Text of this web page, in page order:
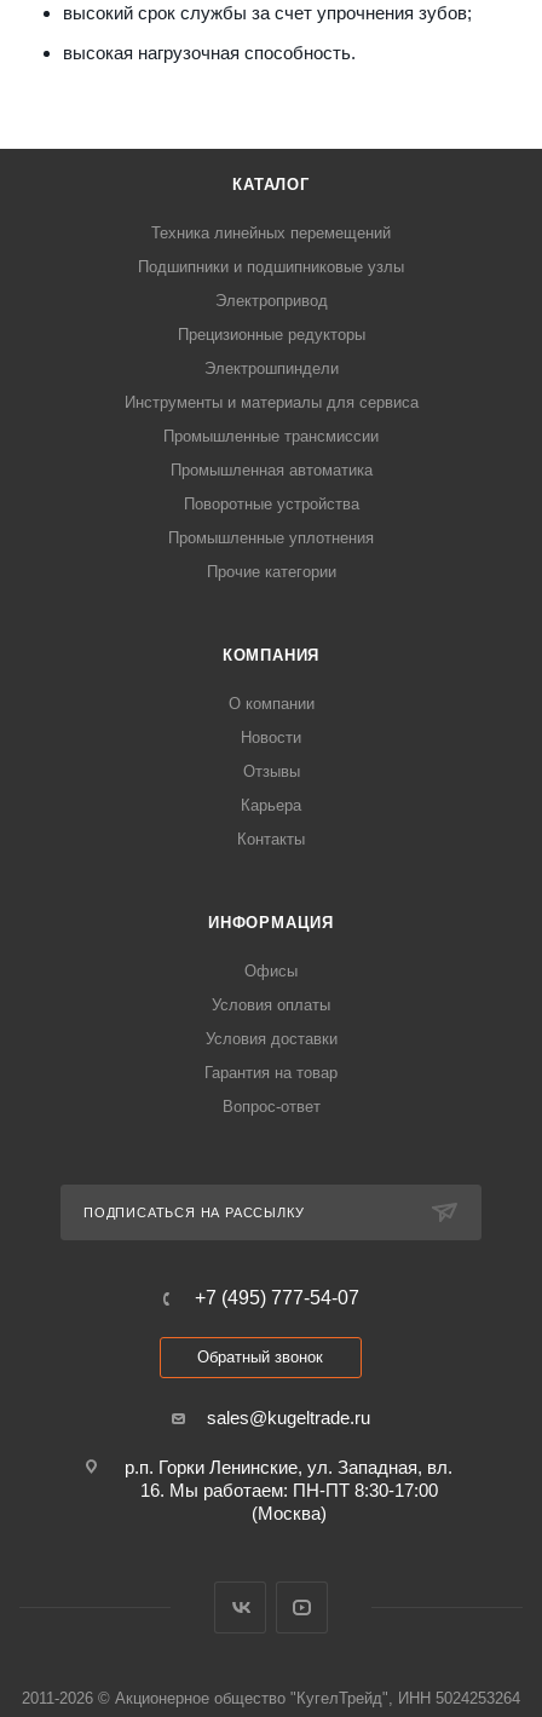
высокий срок службы за счет упрочнения зубов;
высокая нагрузочная способность.
КАТАЛОГ
Техника линейных перемещений
Подшипники и подшипниковые узлы
Электропривод
Прецизионные редукторы
Электрошпиндели
Инструменты и материалы для сервиса
Промышленные трансмиссии
Промышленная автоматика
Поворотные устройства
Промышленные уплотнения
Прочие категории
КОМПАНИЯ
О компании
Новости
Отзывы
Карьера
Контакты
ИНФОРМАЦИЯ
Офисы
Условия оплаты
Условия доставки
Гарантия на товар
Вопрос-ответ
ПОДПИСАТЬСЯ НА РАССЫЛКУ
+7 (495) 777-54-07
Обратный звонок
sales@kugeltrade.ru
р.п. Горки Ленинские, ул. Западная, вл.
16. Мы работаем: ПН-ПТ 8:30-17:00
(Москва)
2011-2026 © Акционерное общество "КугелТрейд", ИНН 5024253264